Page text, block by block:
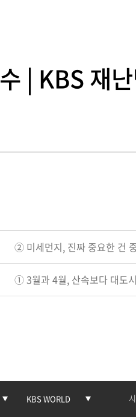
| KBS 재
② 미세먼지, 진짜 중요한 건
① 3월과 4월, 산속보다 대도
KBS WORLD